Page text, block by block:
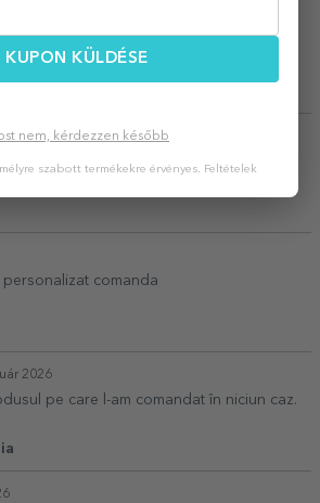
2026
corecte
personalizat comanda
2026
pe care l-am comandat în niciun caz.
KUPON KÜLDÉSE
nem, kérdezzen később
szabott termékekre érvényes. Feltételek